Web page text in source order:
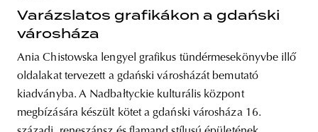
Varázslatos grafikákon a gdański
városháza
Ania Chistowska lengyel grafikus tündérmesekönyvbe illő
oldalakat tervezett a gdański városházát bemutató
kiadványba. A Nadbałtyckie kulturális központ
megbízására készült kötet a gdański városháza 16.